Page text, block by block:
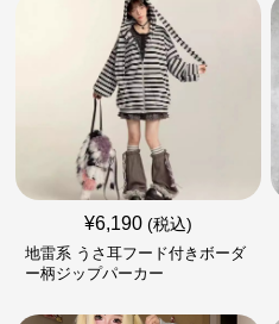
¥6,190 (税込)
地雷系 うさ耳フード付きボーダ
ー柄ジップパーカー